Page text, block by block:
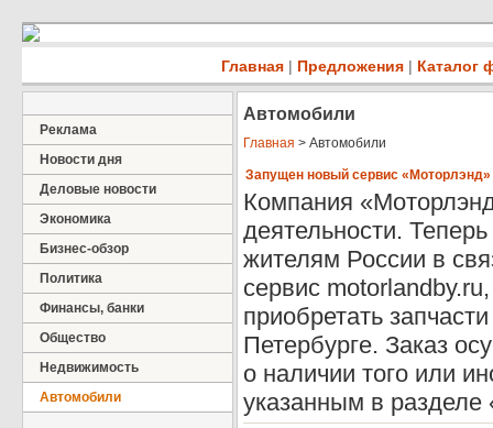
Главная | Предложения | Каталог
Реклама
Новости дня
Деловые новости
Экономика
Бизнес-обзор
Политика
Финансы, банки
Общество
Недвижимость
Автомобили
Автомобили
Главная > Автомобили
Запущен новый сервис
Компания
деятельности.
жителям России в
сервис
приобретать
Петербурге. Заказ
о наличии того или
указанным в